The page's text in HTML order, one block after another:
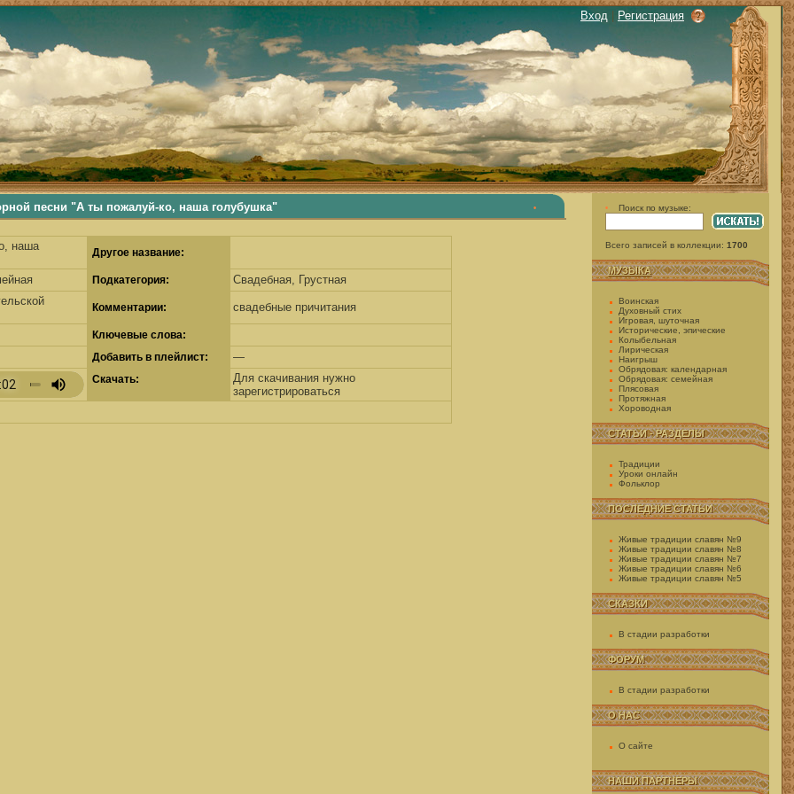
деревенские песни, русские песни, русские традиции, наши корни, русские самобытные традиции
Вход Регистрация
песни "А ты пожалуй-ко, наша голубушка" •
наша
Другое название:
Подкатегория: Свадебная, Грустная
Комментарии: свадебные причитания
Ключевые слова:
Добавить в плейлист: —
Скачать:
Для скачивания нужно
зарегистрироваться
•Поиск по музыке:
Всего записей в коллекции: 1700
МУЗЫКА
Воинская
Духовный стих
Игровая, шуточная
Исторические, эпические
Колыбельная
Лирическая
Наигрыш
Обрядовая: календарная
Обрядовая: семейная
Плясовая
Протяжная
Хороводная
СТАТЬИ - РАЗДЕЛЫ
Традиции
Уроки онлайн
Фольклор
ПОСЛЕДНИЕ СТАТЬИ
Живые традиции славян №9
Живые традиции славян №8
Живые традиции славян №7
Живые традиции славян №6
Живые традиции славян №5
СКАЗКИ
В стадии разработки
ФОРУМ
В стадии разработки
О НАС
О сайте
НАШИ ПАРТНЕРЫ